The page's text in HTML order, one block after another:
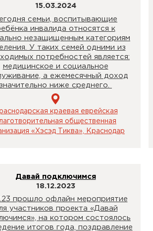
15.03.2024
семьи, воспитывающие
инвалида относятся к
незащищенным категориям
У таких семей одними из
потребностей является:
медицинское и социальное
а ежемесячный доход
значительно ниже среднего.
краевая еврейская
общественная
«Хэсэд Тиква», Краснодар
Давай подключимся
18.12.2023
прошло офлайн мероприятие
участников проекта «Давай
на котором состоялось
итогов года, поздравление